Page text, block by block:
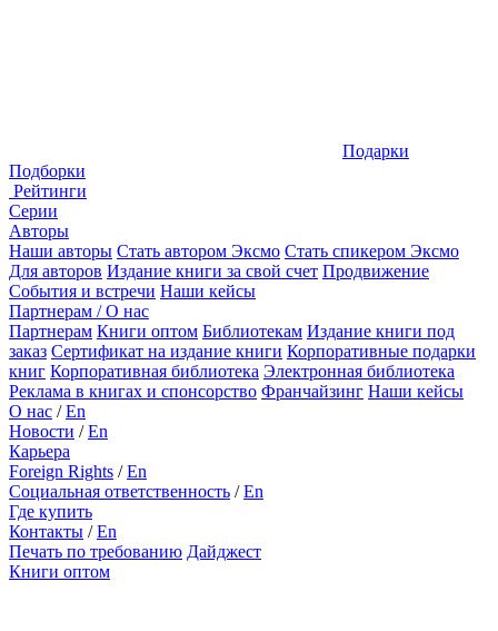
Подарки
Подборки
Рейтинги
Серии
Авторы
Наши авторы Стать автором Эксмо Стать спикером Эксмо
Для авторов Издание книги за свой счет Продвижение
События и встречи Наши кейсы
Партнерам / О нас
Партнерам Книги оптом Библиотекам Издание книги под
заказ Сертификат на издание книги Корпоративные подарки
книг Корпоративная библиотека Электронная библиотека
Реклама в книгах и спонсорство Франчайзинг Наши кейсы
О нас /En
Новости /En
Карьера
Foreign Rights /En
Социальная ответственность /En
Где купить
Контакты /En
Печать по требованию Дайджест
Книги оптом